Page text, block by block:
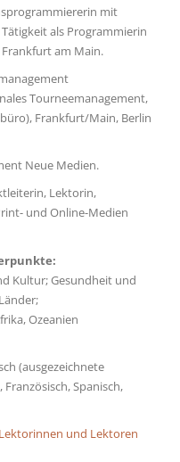
mit
als Programmierin
am Main.
Tourneemanagement,
Frankfurt/Main, Berlin
Neue Medien.
Lektorin,
und Online-Medien
Kultur; Gesundheit und
Ozeanien
(ausgezeichnete
Spanisch,
und Lektoren